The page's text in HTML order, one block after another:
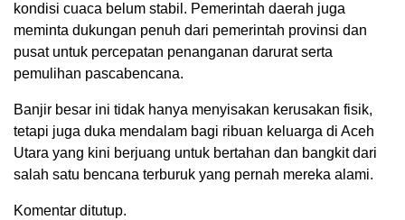
kondisi cuaca belum stabil. Pemerintah daerah juga
meminta dukungan penuh dari pemerintah provinsi dan
pusat untuk percepatan penanganan darurat serta
pemulihan pascabencana.
Banjir besar ini tidak hanya menyisakan kerusakan fisik,
tetapi juga duka mendalam bagi ribuan keluarga di Aceh
Utara yang kini berjuang untuk bertahan dan bangkit dari
salah satu bencana terburuk yang pernah mereka alami.
Komentar ditutup.